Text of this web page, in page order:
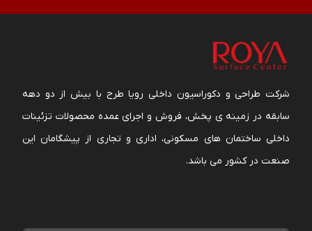
شرکت طراحی و دکوراسیون داخلی رویا طرح با بیش از دو دهه
سابقه در زمینه ی پخش، فروش و اجرای عمده محصولات تزئینات
داخلی ساختمان های مسکونی، اداری و تجاری از پیشگامان این
صنعت در کشور می باشد.